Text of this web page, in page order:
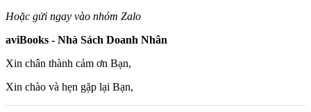
Hoặc gửi ngay vào nhóm Zalo
aviBooks - Nhà Sách Doanh Nhân
Xin chân thành cảm ơn Bạn,
Xin chào và hẹn gặp lại Bạn,